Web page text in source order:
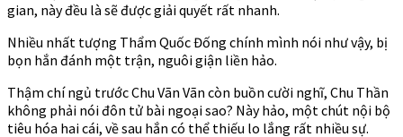
gian, này đều là sẽ được giải quyết rất nhanh.
Nhiều nhất tượng Thẩm Quốc Đống chính mình nói như vậy, bị
bọn hắn đánh một trận, nguôi giận liền hảo.
Thậm chí ngủ trước Chu Vãn Vãn còn buồn cười nghĩ, Chu Thần
không phải nói đôn tử bài ngoại sao? Này hảo, một chút nội bộ
tiêu hóa hai cái, về sau hắn có thể thiếu lo lắng rất nhiều sự.